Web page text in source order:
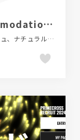
Anapnoe Resort: Kitesurf Accomodation on Paros
エレガント、スクロールエフェクト、スタイリッシュ、ナチュラル、ホワイト系、商業施設・レジャー、大きめ写真、施設・店舗サイト、海外サイト